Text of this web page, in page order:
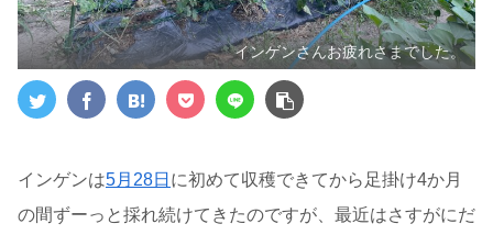
インゲンさんお疲れさまでした。
インゲンは5月28日 に初めて収穫できてから足掛け4か月
の間ずーっと採れ続けてきたのですが、最近はさすがにだ